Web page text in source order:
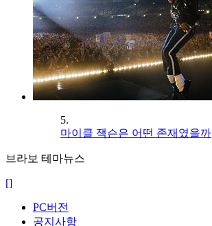
5.
마이클 잭슨은 어떤 존재였을까
브라보 테마뉴스
[]
PC버전
공지사항